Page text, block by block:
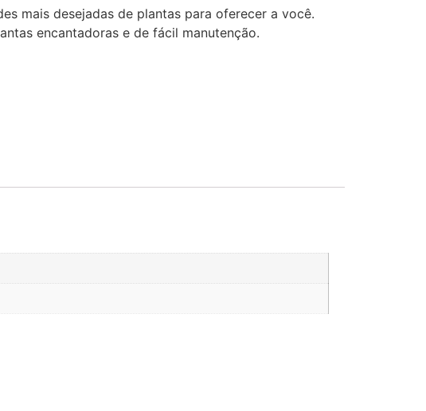
mais desejadas de plantas para oferecer a você.
encantadoras e de fácil manutenção.